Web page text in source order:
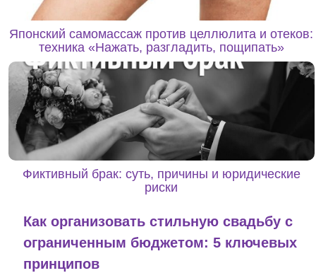
Японский самомассаж против целлюлита и отеков:
техника «Нажать, разгладить, пощипать»
Фиктивный брак: суть, причины и юридические
риски
Как организовать стильную свадьбу с
ограниченным бюджетом: 5 ключевых
принципов